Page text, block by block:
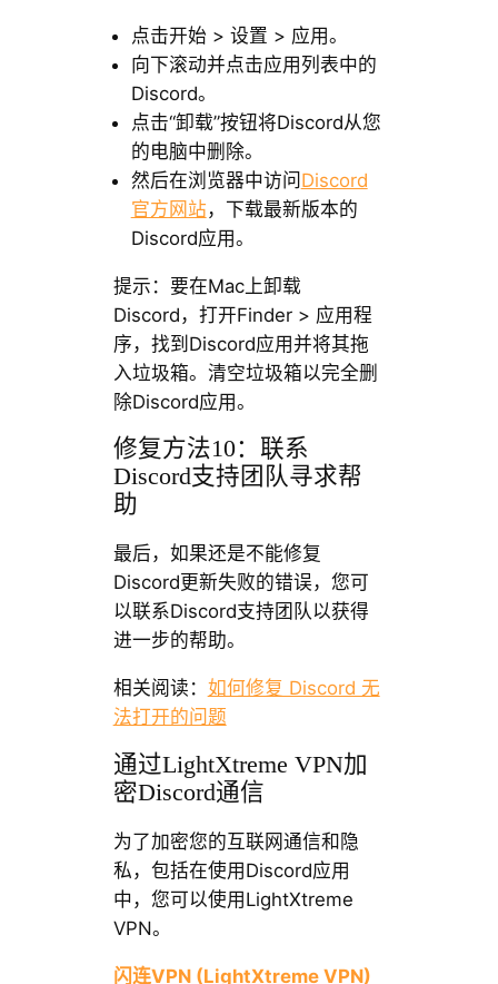
点击开始 > 设置 > 应用。
向下滚动并点击应用列表中的
Discord。
点击“卸载”按钮将Discord从您
的电脑中删除。
然后在浏览器中访问 Discord
官方网站 ，下载最新版本的
Discord应用。
提示：要在Mac上卸载
Discord，打开Finder > 应用程
序，找到Discord应用并将其拖
入垃圾箱。清空垃圾箱以完全删
除Discord应用。
修复方法10：联系
Discord支持团队寻求帮
助
最后，如果还是不能修复
Discord更新失败的错误，您可
以联系Discord支持团队以获得
进一步的帮助。
相关阅读： 如何修复 Discord 无
法打开的问题
通过LightXtreme VPN加
密Discord通信
为了加密您的互联网通信和隐
私，包括在使用Discord应用
中，您可以使用LightXtreme
VPN。
闪连VPN (LightXtreme VPN)